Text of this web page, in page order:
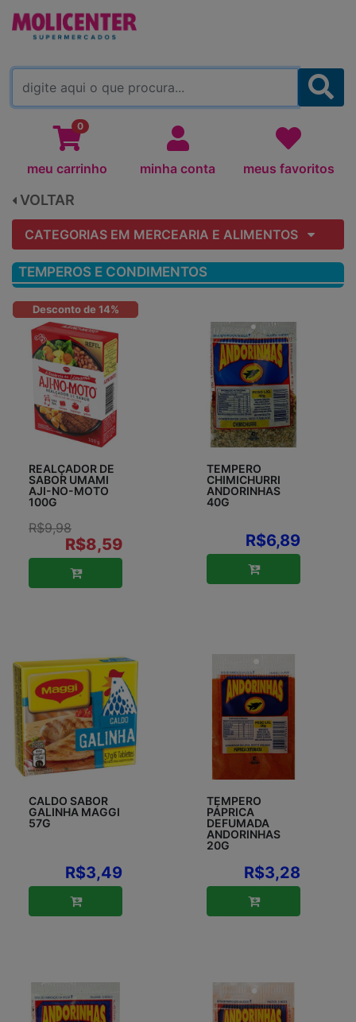
MOLICENTER ARAPONGAS
0
meu carrinho minha conta meus favoritos
VOLTAR
CATEGORIAS EM MERCEARIA E ALIMENTOS
TEMPEROS E CONDIMENTOS
Desconto de 14%
REALÇADOR DE
SABOR UMAMI
AJI-NO-MOTO
100G
R$9,98
R$8,59
TEMPERO
CHIMICHURRI
ANDORINHAS
40G
R$6,89
CALDO SABOR
GALINHA MAGGI
57G
R$3,49
TEMPERO
PÁPRICA
DEFUMADA
ANDORINHAS
20G
R$3,28